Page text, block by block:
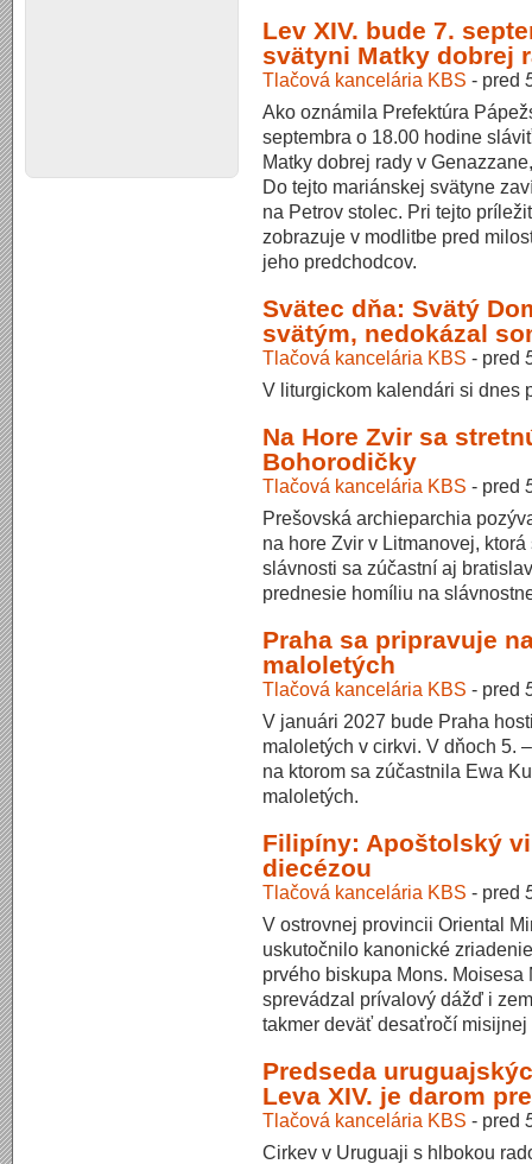
Lev XIV. bude 7.
svätyni Matky dobrej
Tlačová kancelária KBS - pred
Ako oznámila Prefektúra
septembra o 18.00 hodine
Matky dobrej rady v
Do tejto mariánskej svätyne
na Petrov stolec. Pri tejto
zobrazuje v modlitbe pred
jeho predchodcov.
Svätec dňa: Svätý
svätým, nedokázal
Tlačová kancelária KBS - pred
V liturgickom kalendári si dnes
Na Hore Zvir sa
Bohorodičky
Tlačová kancelária KBS - pred
Prešovská archieparchia
na hore Zvir v Litmanovej,
slávnosti sa zúčastní aj
prednesie homíliu na
Praha sa pripravuje
maloletých
Tlačová kancelária KBS - pred
V januári 2027 bude Praha
maloletých v cirkvi. V dňoch 5.
na ktorom sa zúčastnila Ewa
maloletých.
Filipíny: Apoštolský
diecézou
Tlačová kancelária KBS - pred
V ostrovnej provincii Oriental
uskutočnilo kanonické
prvého biskupa Mons.
sprevádzal prívalový dážď i
takmer deväť desaťročí
Predseda
Leva XIV. je darom
Tlačová kancelária KBS - pred
Cirkev v Uruguaji s hlbokou